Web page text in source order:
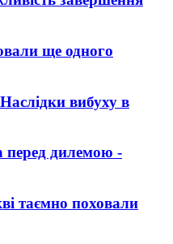
ще одного
вибуху в
перед дилемою -
таємно поховали